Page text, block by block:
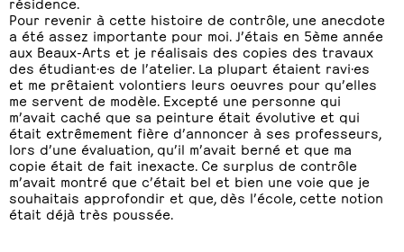
Pour revenir à cette histoire de contrôle, une anecdote
a été assez importante pour moi. J’étais en 5ème année
aux Beaux-Arts et je réalisais des copies des travaux
des étudiant·es de l’atelier. La plupart étaient ravi·es
et me prêtaient volontiers leurs oeuvres pour qu’elles
me servent de modèle. Excepté une personne qui
m’avait caché que sa peinture était évolutive et qui
était extrêmement fière d’annoncer à ses professeurs,
lors d’une évaluation, qu’il m’avait berné et que ma
copie était de fait inexacte. Ce surplus de contrôle
m’avait montré que c’était bel et bien une voie que je
souhaitais approfondir et que, dès l’école, cette notion
était déjà très poussée.